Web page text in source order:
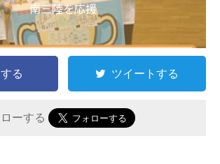
南三陸を応援
る ツイートする
ーする